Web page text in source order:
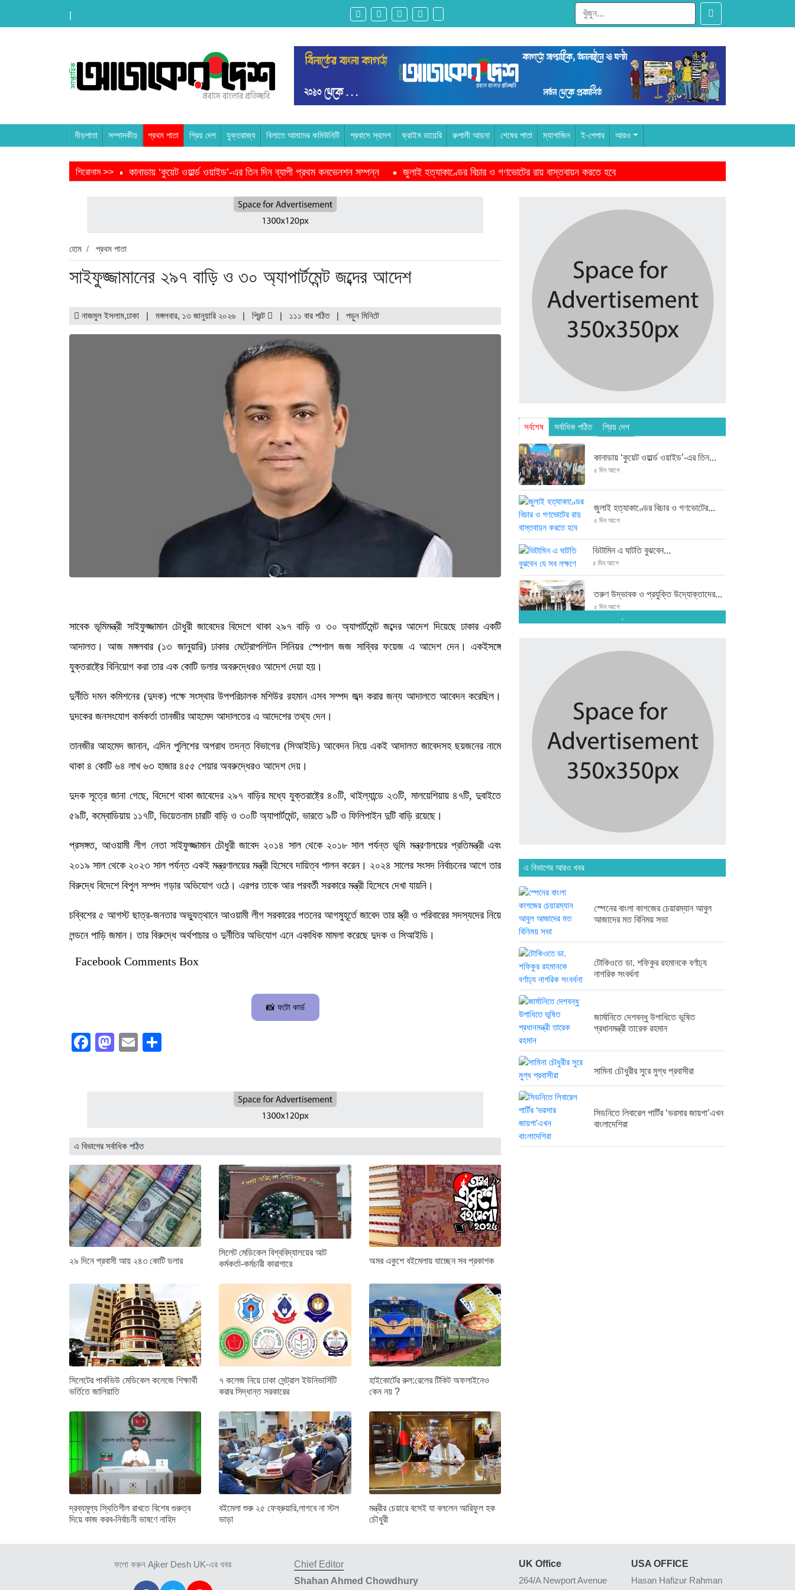
নীড়পাতা সম্পাদকীয় প্রথম পাতা প্রিয় দেশ যুক্তরাজ্য বিলাতে আমাদের কমিউনিটি প্রবাসে স্বদেশ ক্রাইম ডায়েরি রুপালী আয়না শেষের পাতা ম্যাগাজিন ই-পেপার আরও
শিরোনাম >> কানাডায় ‘কুয়েট ওয়ার্ল্ড ওয়াইড’-এর তিন দিন ব্যাপী প্রথম কনভেনশন সম্পন্ন
জুলাই হত্যাকাণ্ডের বিচার ও গণভোটের রায় বাস্তবায়ন করতে হবে
বাংলাদেশে এসে মার্কিন দূতের ভারতের হাইকমিশনারের সঙ্গে বৈঠক অপ্রত্যাশিত- শফিকুর রহমান
অনেক পরিবার এখনো তাঁদের স্বজন হারানোর বেদনা বয়ে বেড়াচ্ছে
রাজনৈতিক লড়াইয়ে জিততে হলে সাংস্কৃতিক লড়াইয়ে জিততে হবে
হোম প্রথম পাতা
সাইফুজ্জামানের ২৯৭ বাড়ি ও ৩০ অ্যাপার্টমেন্ট জব্দের আদেশ
নাজমুল ইসলাম,ঢাকা | মঙ্গলবার, ১৩ জানুয়ারি ২০২৬ | প্রিন্ট | ১১১ বার পঠিত | পড়ুন মিনিটে
সাবেক ভূমিমন্ত্রী সাইফুজ্জামান চৌধুরী জাবেদের বিদেশে থাকা ২৯৭ বাড়ি ও ৩০ অ্যাপার্টমেন্ট জব্দের আদেশ দিয়েছে ঢাকার একটি
আদালত। আজ মঙ্গলবার (১৩ জানুয়ারি) ঢাকার মেট্রোপলিটন সিনিয়র স্পেশাল জজ সাব্বির ফয়েজ এ আদেশ দেন। একইসঙ্গে
যুক্তরাষ্ট্রে বিনিয়োগ করা তার এক কোটি ডলার অবরুদ্ধেরও আদেশ দেয়া হয়।
দুর্নীতি দমন কমিশনের (দুদক) পক্ষে সংস্থার উপপরিচালক মশিউর রহমান এসব সম্পদ জব্দ করার জন্য আদালতে আবেদন করেছিল।
দুদকের জনসংযোগ কর্মকর্তা তানজীর আহমেদ আদালতের এ আদেশের তথ্য দেন।
তানজীর আহমেদ জানান, এদিন পুলিশের অপরাধ তদন্ত বিভাগের (সিআইডি) আবেদন নিয়ে একই আদালত জাবেদসহ ছয়জনের নামে
থাকা ৪ কোটি ৬৪ লাখ ৬৩ হাজার ৪৫৫ শেয়ার অবরুদ্ধেরও আদেশ দেয়।
দুদক সূত্রে জানা গেছে, বিদেশে থাকা জাবেদের ২৯৭ বাড়ির মধ্যে যুক্তরাষ্ট্রে ৪০টি, থাইল্যান্ডে ২৩টি, মালয়েশিয়ায় ৪৭টি, দুবাইতে
৫৯টি, কম্বোডিয়ায় ১১৭টি, ভিয়েতনাম চারটি বাড়ি ও ৩০টি অ্যাপার্টমেন্ট, ভারতে ৯টি ও ফিলিপাইন দুটি বাড়ি রয়েছে।
প্রসঙ্গত, আওয়ামী লীগ নেতা সাইফুজ্জামান চৌধুরী জাবেদ ২০১৪ সাল থেকে ২০১৮ সাল পর্যন্ত ভূমি মন্ত্রণালয়ের প্রতিমন্ত্রী এবং
২০১৯ সাল থেকে ২০২৩ সাল পর্যন্ত একই মন্ত্রণালয়ের মন্ত্রী হিসেবে দায়িত্ব পালন করেন। ২০২৪ সালের সংসদ নির্বাচনের আগে তার
বিরুদ্ধে বিদেশে বিপুল সম্পদ গড়ার অভিযোগ ওঠে। এরপর তাকে আর পরবর্তী সরকারে মন্ত্রী হিসেবে দেখা যায়নি।
চব্বিশের ৫ আগস্ট ছাত্র-জনতার অভ্যুত্থানে আওয়ামী লীগ সরকারের পতনের আগমুহূর্তে জাবেদ তার স্ত্রী ও পরিবারের সদস্যদের নিয়ে
লন্ডনে পাড়ি জমান। তার বিরুদ্ধে অর্থপাচার ও দুর্নীতির অভিযোগ এনে একাধিক মামলা করেছে দুদক ও সিআইডি।
Facebook Comments Box
📸 ফটো কার্ড
Facebook
Mastodon
Email
এ বিভাগের সর্বাধিক পঠিত
২৯ দিনে প্রবাসী আয় ২৪৩ কোটি ডলার
সিলেট মেডিকেল বিশ্ববিদ্যালয়ের আট
কর্মকর্তা-কর্মচারী কারাগারে
অমর একুশে বইমেলায় যাচ্ছেন সব প্রকাশক
সিলেটের পার্কভিউ মেডিকেল কলেজে শিক্ষার্থী
ভর্তিতে জালিয়াতি
৭ কলেজ নিয়ে ঢাকা সেন্ট্রাল ইউনিভার্সিটি
করার সিদ্ধান্ত সরকারের
হাইকোর্টের রুল:রেলের টিকিট অফলাইনেও
কেন নয় ?
দ্রব্যমূল্য স্থিতিশীল রাখতে বিশেষ গুরুত্ব
দিয়ে কাজ করব-নির্বাচনী ভাষণে নাহিদ
বইমেলা শুরু ২৫ ফেব্রুয়ারি,লাগবে না স্টল
ভাড়া
মন্ত্রীর চেয়ারে বসেই যা বললেন আরিফুল হক
চৌধুরী
সর্বশেষ সর্বাধিক পঠিত প্রিয় দেশ
কানাডায় ‘কুয়েট ওয়ার্ল্ড ওয়াইড’-এর তিন...
৫ দিন আগে
জুলাই হত্যাকাণ্ডের বিচার ও গণভোটের...
৫ দিন আগে
ভিটামিন এ ঘাটতি বুঝবেন...
৫ দিন আগে
তরুণ উদ্ভাবক ও প্রযুক্তি উদ্যোক্তাদের...
৫ দিন আগে
মাদরাসাকে অবহেলা করা শুরু মুজিব...
বাংলাদেশে এসে মার্কিন দূতের ভারতের...
৫ দিন আগে
অনেক পরিবার এখনো তাঁদের স্বজন...
ব্রিকলেইন জামে মসজিদ প্রতিষ্ঠার ৫০...
হবিগঞ্জ ছাত্রদল সভাপতিসহ ১১ জনের...
রাজনৈতিক লড়াইয়ে জিততে হলে
.
এ বিভাগের আরও খবর
স্পেনের বাংলা কাগজের চেয়ারম্যান আবুল
আজাদের মত বিনিময় সভা
টোকিওতে ডা. শফিকুর রহমানকে বর্ণাঢ্য
নাগরিক সংবর্ধনা
জার্মানিতে দেশবন্ধু উপাধিতে ভূষিত
প্রধানমন্ত্রী তারেক রহমান
সামিনা চৌধুরীর সুরে মুগ্ধ প্রবাসীরা
সিডনিতে লিবারেল পার্টির ‘ভরসার জায়গা’এখন
বাংলাদেশিরা
ফলো করুন Ajker Desh UK-এর খবর
Chief Editor
Shahan Ahmed Chowdhury
UK Office
264/A Newport Avenue
USA OFFICE
Hasan Hafizur Rahman